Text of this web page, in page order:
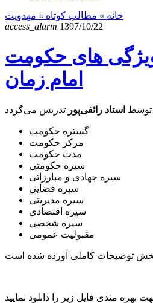
خانه » مطالب کوتاه » مهدویت
access_alarm 1397/10/22
های حکومت
امام زمان
توسط استاد رائفی‌پور
گستره حکومت
مرکز حکومت
مدت حکومت
سیره حکومتی
سیره جهادی و مبارزاتی
سیره قضایی
سیره مدیریتی
سیره اقتصادی
سیره شخصی
مقبولیت عمومی